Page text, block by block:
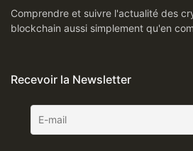
Comprendre et suivre l'actualité des
blockchain aussi simplement qu'en
Recevoir la Newsletter